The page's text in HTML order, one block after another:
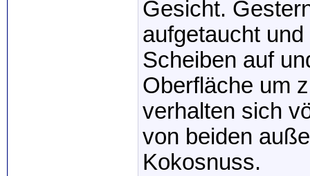
Gesicht.
aufgetaucht
Scheiben auf
Oberfläche um
verhalten sich
von beiden
Kokosnuss.